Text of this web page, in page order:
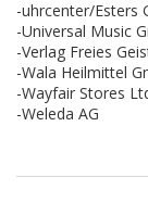
-uhrcenter/Esters
-Universal Music
-Verlag Freies
-Wala Heilmittel
-Wayfair Stores
-Weleda AG